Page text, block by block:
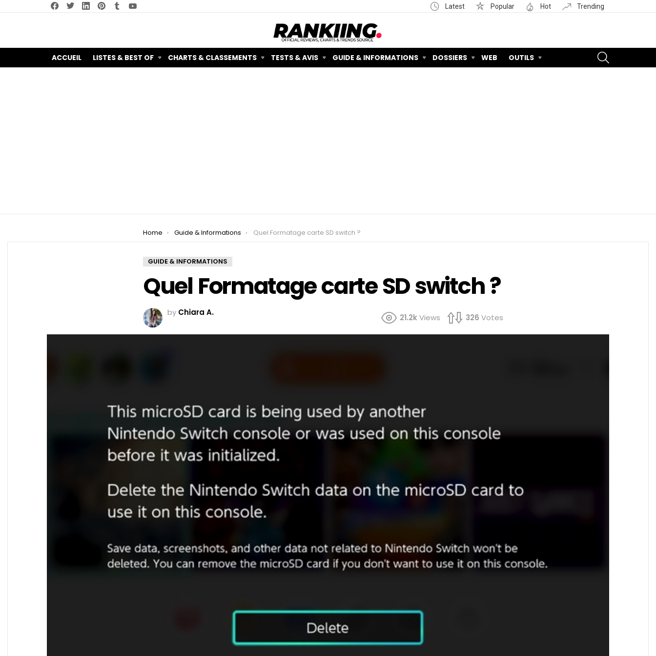
facebooktwitterlinkedin pinterest
Latest Popular Hot Trending
ACCUEIL LISTES & BEST OF CHARTS & CLASSEMENTS TESTS & AVIS GUIDE & INFORMATIONS DOSSIERS WEB OUTILS
You are here:
Home Guide & Informations Quel Formatage carte SD switch ?
GUIDE & INFORMATIONS
Quel Formatage carte SD switch ?
by Chiara A.
21.2kViews 326 Votes